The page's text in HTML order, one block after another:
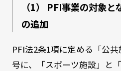
（1） PFI事業の対象
の追加
PFI法2条1項に定める「公
号に、「スポーツ施設」と